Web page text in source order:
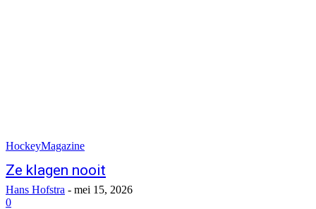
HockeyMagazine
Ze klagen nooit
Hans Hofstra - mei 15, 2026
0